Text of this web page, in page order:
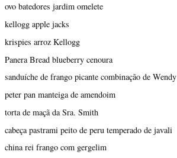
ovo batedores jardim omelete
kellogg apple jacks
krispies arroz Kellogg
Panera Bread blueberry cenoura
sanduíche de frango picante combinação de Wendy
peter pan manteiga de amendoim
torta de maçã da Sra. Smith
cabeça pastrami peito de peru temperado de javali
china rei frango com gergelim